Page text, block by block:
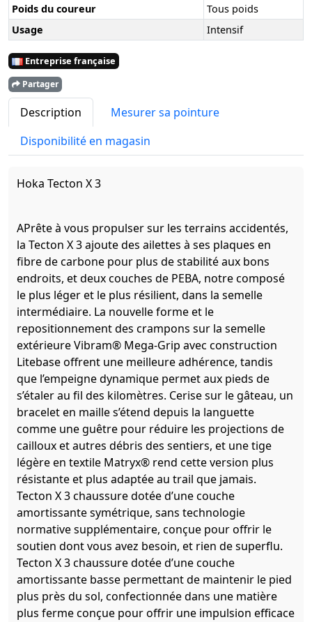
Poids du coureur
Tous poids
Usage
Intensif
Entreprise française
Partager
Description
Mesurer sa pointure
Disponibilité en magasin
Hoka Tecton X 3
APrête à vous propulser sur les terrains accidentés,
la Tecton X 3 ajoute des ailettes à ses plaques en
fibre de carbone pour plus de stabilité aux bons
endroits, et deux couches de PEBA, notre composé
le plus léger et le plus résilient, dans la semelle
intermédiaire. La nouvelle forme et le
repositionnement des crampons sur la semelle
extérieure Vibram® Mega-Grip avec construction
Litebase offrent une meilleure adhérence, tandis
que l’empeigne dynamique permet aux pieds de
s’étaler au fil des kilomètres. Cerise sur le gâteau, un
bracelet en maille s’étend depuis la languette
comme une guêtre pour réduire les projections de
cailloux et autres débris des sentiers, et une tige
légère en textile Matryx® rend cette version plus
résistante et plus adaptée au trail que jamais.
Tecton X 3 chaussure dotée d’une couche
amortissante symétrique, sans technologie
normative supplémentaire, conçue pour offrir le
soutien dont vous avez besoin, et rien de superflu.
Tecton X 3 chaussure dotée d’une couche
amortissante basse permettant de maintenir le pied
plus près du sol, confectionnée dans une matière
plus ferme conçue pour offrir une impulsion efficace